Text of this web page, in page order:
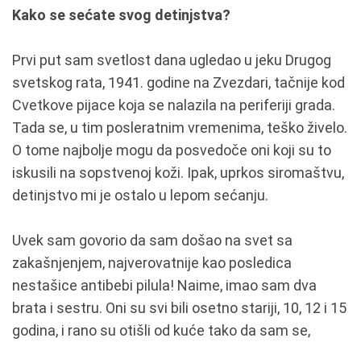
Kako se sećate svog detinjstva?
Prvi put sam svetlost dana ugledao u jeku Drugog
svetskog rata, 1941. godine na Zvezdari, tačnije kod
Cvetkove pijace koja se nalazila na periferiji grada.
Tada se, u tim posleratnim vremenima, teško živelo.
O tome najbolje mogu da posvedoče oni koji su to
iskusili na sopstvenoj koži. Ipak, uprkos siromaštvu,
detinjstvo mi je ostalo u lepom sećanju.
Uvek sam govorio da sam došao na svet sa
zakašnjenjem, najverovatnije kao posledica
nestašice antibebi pilula! Naime, imao sam dva
brata i sestru. Oni su svi bili osetno stariji, 10, 12 i 15
godina, i rano su otišli od kuće tako da sam se,